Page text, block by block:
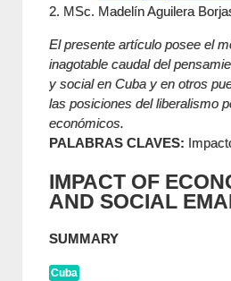
2. MSc. Madelín Aguilera
El presente artículo posee el
inagotable caudal del
y social en Cuba y en otros
las posiciones del liberalismo
económicos.
PALABRAS CLAVES:
IMPACT OF
AND SOCIAL
SUMMARY
Cuba